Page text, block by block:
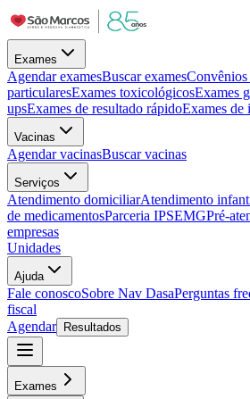
Exames
Agendar examesBuscar examesConvênios
particularesExames toxicológicosExames
upsExames de resultado rápidoExames de
Vacinas
Agendar vacinasBuscar vacinas
Serviços
Atendimento domiciliarAtendimento
de medicamentosParceria IPSEMGPré-
empresas
Unidades
Ajuda
Fale conoscoSobre Nav DasaPerguntas
fiscal
Agendar
Resultados
Exames